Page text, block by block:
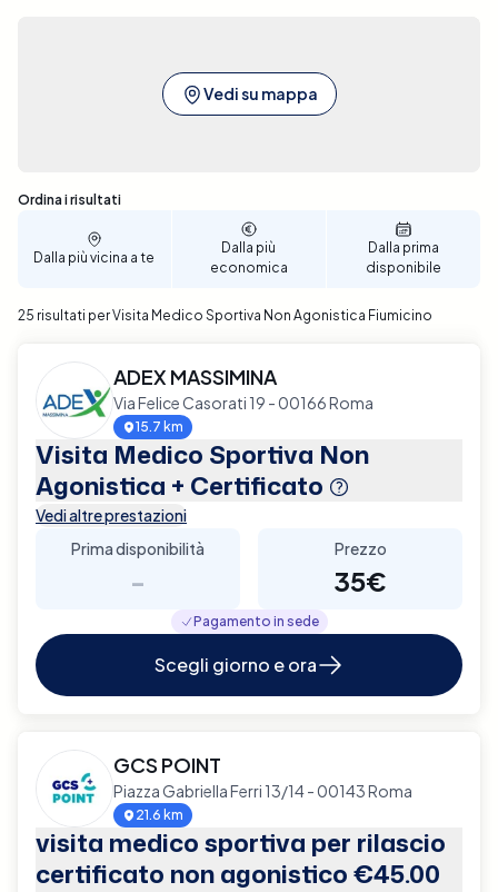
Vedi su mappa
Sono stati trovati 25 risultati
Ordina i risultati
Dalla più vicina a te
Dalla più
economica
Dalla prima
disponibile
25 risultati per Visita Medico Sportiva Non Agonistica Fiumicino
ADEX MASSIMINA
Via Felice Casorati 19 - 00166 Roma
15.7 km
Visita Medico Sportiva Non
Agonistica + Certificato
Vedi altre prestazioni
Prima disponibilità
-
Prezzo
35€
Pagamento in sede
Scegli giorno e ora
GCS POINT
Piazza Gabriella Ferri 13/14 - 00143 Roma
21.6 km
visita medico sportiva per rilascio
certificato non agonistico €45.00